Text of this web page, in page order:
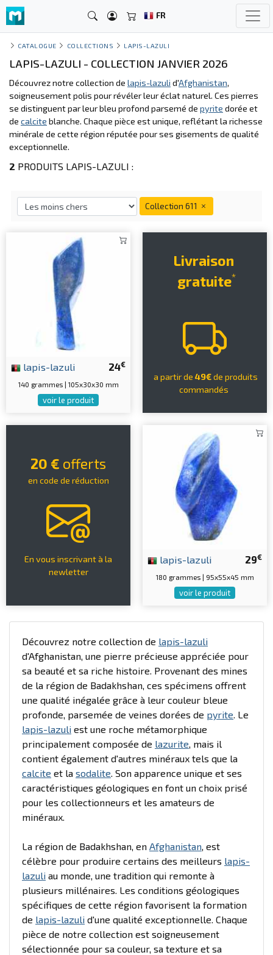
FR
CATALOGUE COLLECTIONS LAPIS-LAZULI
LAPIS-LAZULI - COLLECTION JANVIER 2026
Découvrez notre collection de lapis-lazuli d'Afghanistan,
soigneusement polis pour révéler leur éclat naturel. Ces pierres
se distinguent par leur bleu profond parsemé de pyrite dorée et
de calcite blanche. Chaque pièce est unique, reflétant la richesse
minérale de cette région réputée pour ses gisements de qualité
exceptionnelle.
2 PRODUITS LAPIS-LAZULI :
Collection 611
24€
lapis-lazuli
140 grammes | 105x30x30 mm
voir le produit
Livraison
gratuite*
a partir de 49€de produits
commandés
20 € offerts
en code de réduction
En vous inscrivant à la
newletter
29€
lapis-lazuli
180 grammes | 95x55x45 mm
voir le produit
Découvrez notre collection de lapis-lazuli
d'Afghanistan, une pierre précieuse appréciée pour
sa beauté et sa riche histoire. Provenant des mines
de la région de Badakhshan, ces spécimens offrent
une qualité inégalée grâce à leur couleur bleue
profonde, parsemée de veines dorées de pyrite. Le
lapis-lazuli est une roche métamorphique
principalement composée de lazurite, mais il
contient également d'autres minéraux tels que la
calcite et la sodalite. Son apparence unique et ses
caractéristiques géologiques en font un choix prisé
pour les collectionneurs et les amateurs de
minéraux.
La région de Badakhshan, en Afghanistan, est
célèbre pour produire certains des meilleurs lapis-
lazuli au monde, une tradition qui remonte à
plusieurs millénaires. Les conditions géologiques
spécifiques de cette région favorisent la formation
de lapis-lazuli d'une qualité exceptionnelle. Chaque
pièce de notre collection est soigneusement
sélectionnée pour sa couleur, sa texture et sa